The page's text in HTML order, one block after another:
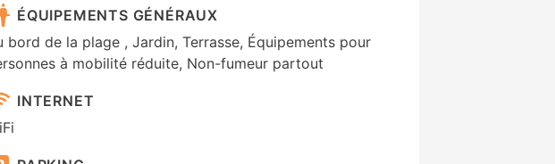
ÉQUIPEMENTS GÉNÉRAUX
bord de la plage , Jardin, Terrasse, Équipements pour
à mobilité réduite, Non-fumeur partout
INTERNET